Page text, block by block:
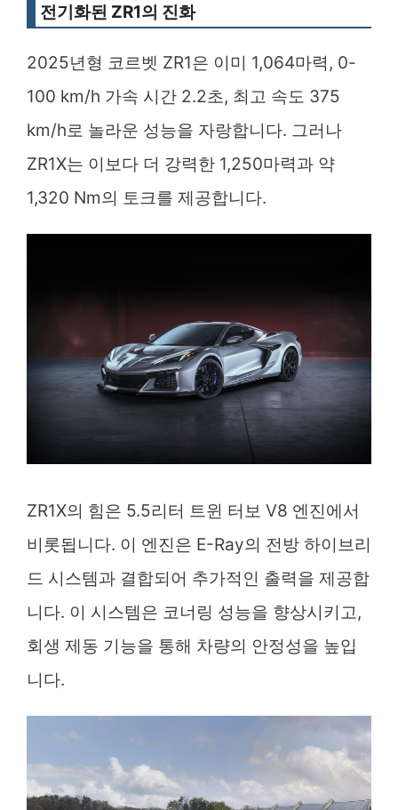
전기화된 ZR1의 진화
2025년형 코르벳 ZR1은 이미 1,064마력, 0-
100 km/h 가속 시간 2.2초, 최고 속도 375
km/h로 놀라운 성능을 자랑합니다. 그러나
ZR1X는 이보다 더 강력한 1,250마력과 약
1,320 Nm의 토크를 제공합니다.
ZR1X의 힘은 5.5리터 트윈 터보 V8 엔진에서
비롯됩니다. 이 엔진은 E-Ray의 전방 하이브리
드 시스템과 결합되어 추가적인 출력을 제공합
니다. 이 시스템은 코너링 성능을 향상시키고,
회생 제동 기능을 통해 차량의 안정성을 높입
니다.